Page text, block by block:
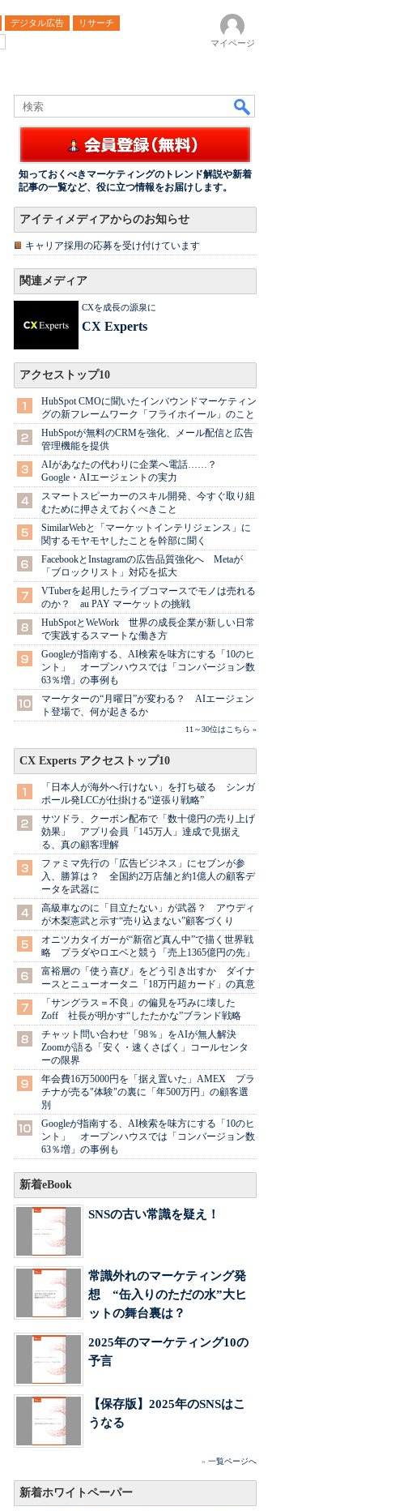
デジタル広告
リサーチ
マイページ
知っておくべきマーケティングのトレンド解説や新着
記事の一覧など、役に立つ情報をお届けします。
アイティメディアからのお知らせ
キャリア採用の応募を受け付けています
関連メディア
CXを成長の源泉に
CX Experts
アクセストップ10
HubSpot CMOに聞いたインバウンドマーケティン
グの新フレームワーク「フライホイール」のこと
HubSpotが無料のCRMを強化、メール配信と広告
管理機能を提供
AIがあなたの代わりに企業へ電話……？
Google・AIエージェントの実力
スマートスピーカーのスキル開発、今すぐ取り組
むために押さえておくべきこと
SimilarWebと「マーケットインテリジェンス」に
関するモヤモヤしたことを幹部に聞く
FacebookとInstagramの広告品質強化へ Metaが
「ブロックリスト」対応を拡大
VTuberを起用したライブコマースでモノは売れる
のか？ au PAY マーケットの挑戦
HubSpotとWeWork 世界の成長企業が新しい日常
で実践するスマートな働き方
Googleが指南する、AI検索を味方にする「10のヒ
ント」 オープンハウスでは「コンバージョン数
63％増」の事例も
マーケターの“月曜日”が変わる？ AIエージェン
ト登場で、何が起きるか
11～30位はこちら »
CX Experts アクセストップ10
「日本人が海外へ行けない」を打ち破る シンガ
ポール発LCCが仕掛ける“逆張り戦略”
サツドラ、クーポン配布で「数十億円の売り上げ
効果」 アプリ会員「145万人」達成で見据え
る、真の顧客理解
ファミマ先行の「広告ビジネス」にセブンが参
入、勝算は？ 全国約2万店舗と約1億人の顧客デ
ータを武器に
高級車なのに「目立たない」が武器？ アウディ
が木梨憲武と示す“売り込まない”顧客づくり
オニツカタイガーが“新宿ど真ん中”で描く世界戦
略 プラダやロエベと競う「売上1365億円の先」
富裕層の「使う喜び」をどう引き出すか ダイナ
ースとニューオータニ「18万円超カード」の真意
「サングラス＝不良」の偏見を巧みに壊した
Zoff 社長が明かす“したたかな”ブランド戦略
チャット問い合わせ「98％」をAIが無人解決
Zoomが語る「安く・速くさばく」コールセンタ
ーの限界
年会費16万5000円を「据え置いた」AMEX プラ
チナが売る"体験"の裏に「年500万円」の顧客選
別
Googleが指南する、AI検索を味方にする「10のヒ
ント」 オープンハウスでは「コンバージョン数
63％増」の事例も
新着eBook
SNSの古い常識を疑え！
常識外れのマーケティング発
想 “缶入りのただの水”大ヒ
ットの舞台裏は？
2025年のマーケティング10の
予言
【保存版】2025年のSNSはこ
うなる
» 一覧ページへ
新着ホワイトペーパー